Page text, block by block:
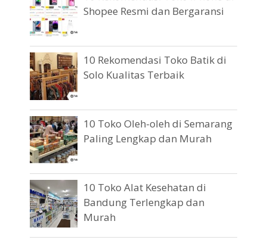
Shopee Resmi dan Bergaransi
10 Rekomendasi Toko Batik di
Solo Kualitas Terbaik
10 Toko Oleh-oleh di Semarang
Paling Lengkap dan Murah
10 Toko Alat Kesehatan di
Bandung Terlengkap dan
Murah